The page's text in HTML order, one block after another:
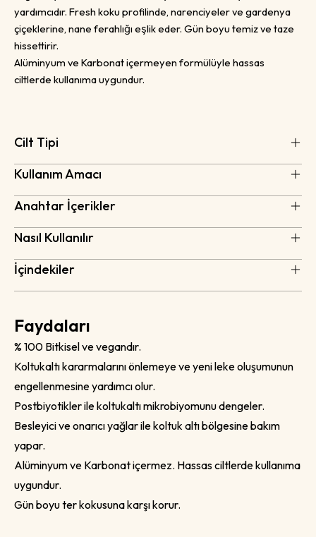
yardımcıdır. Fresh koku profilinde, narenciyeler ve gardenya
çiçeklerine, nane ferahlığı eşlik eder. Gün boyu temiz ve taze
hissettirir.
Alüminyum ve Karbonat içermeyen formülüyle hassas
ciltlerde kullanıma uygundur.
Cilt Tipi
Kullanım Amacı
Anahtar İçerikler
Nasıl Kullanılır
İçindekiler
Faydaları
% 100 Bitkisel ve vegandır.
Koltukaltı kararmalarını önlemeye ve yeni leke oluşumunun
engellenmesine yardımcı olur.
Postbiyotikler ile koltukaltı mikrobiyomunu dengeler.
Besleyici ve onarıcı yağlar ile koltuk altı bölgesine bakım
yapar.
Alüminyum ve Karbonat içermez. Hassas ciltlerde kullanıma
uygundur.
Gün boyu ter kokusuna karşı korur.